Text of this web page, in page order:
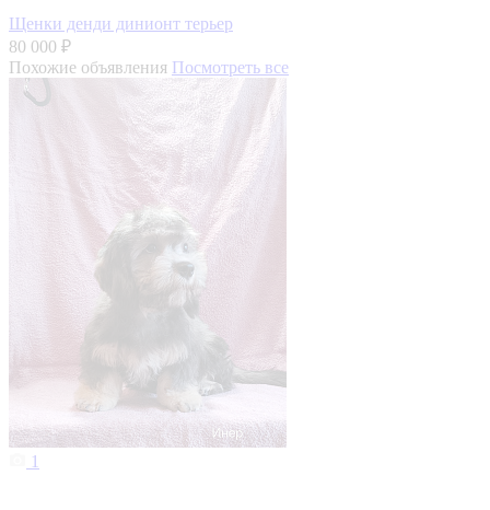
Щенки денди динионт терьер
80 000 ₽
Похожие объявления Посмотреть все
1